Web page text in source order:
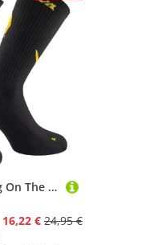
La Sportiva - Climbing On The Moon Socks - Multifunktionssocken Gr 35-37 schwarz
16,22 € 24,95 €